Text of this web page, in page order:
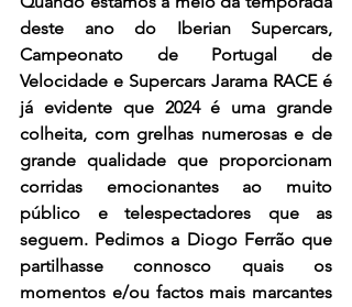
deste ano do Iberian Supercars,
Campeonato de Portugal de
Velocidade e Supercars Jarama RACE é
já evidente que 2024 é uma grande
colheita, com grelhas numerosas e de
grande qualidade que proporcionam
corridas emocionantes ao muito
público e telespectadores que as
seguem. Pedimos a Diogo Ferrão que
partilhasse connosco quais os
momentos e/ou factos mais marcantes